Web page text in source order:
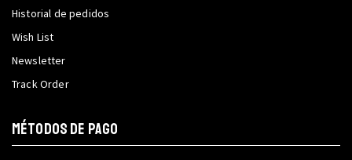
Historial de pedidos
Wish List
Newsletter
Track Order
MÉTODOS DE PAGO